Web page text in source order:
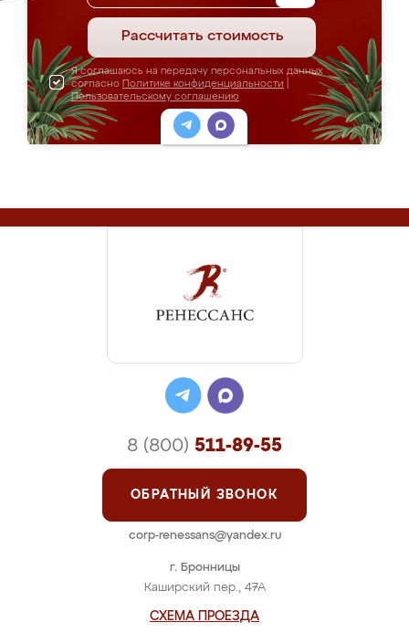
Рассчитать стоимость
Я соглашаюсь на передачу персональных данных
согласно Политике конфиденциальности
Пользовательскому соглашению
г. Бронницы
Каширский пер., 47А
СХЕМА ПРОЕЗДА
8 (800) 511-89-55
ОБРАТНЫЙ ЗВОНОК
corp-renessans@yandex.ru